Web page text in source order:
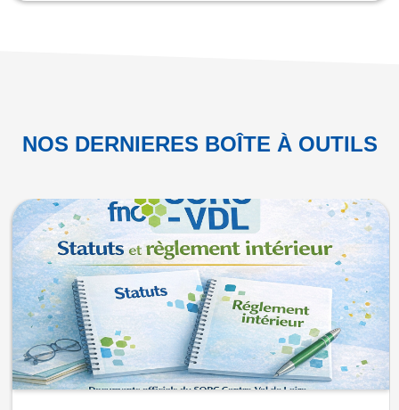
NOS DERNIERES BOÎTE À OUTILS